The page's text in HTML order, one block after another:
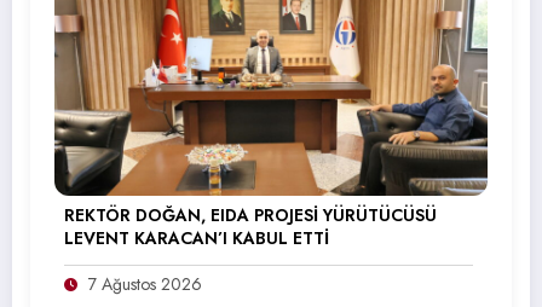
REKTÖR DOĞAN, EIDA PROJESİ YÜRÜTÜCÜSÜ
LEVENT KARACAN’I KABUL ETTİ
7 Ağustos 2026